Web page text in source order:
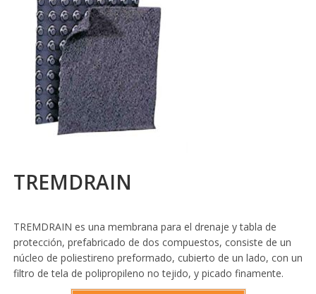
TREMDRAIN
TREMDRAIN es una membrana para el drenaje y tabla de
protección, prefabricado de dos compuestos, consiste de un
núcleo de poliestireno preformado, cubierto de un lado, con un
filtro de tela de polipropileno no tejido, y picado finamente.